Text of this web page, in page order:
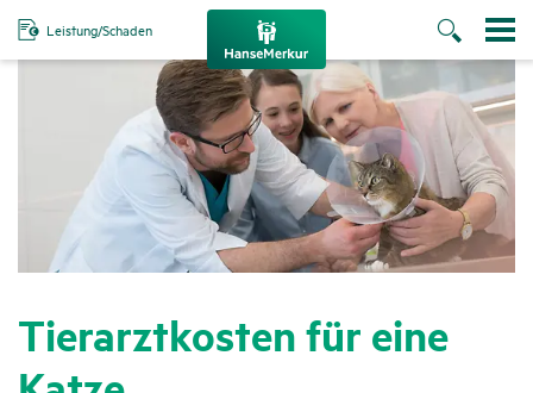
Leistung/Schaden
Tier­arzt­kosten für eine